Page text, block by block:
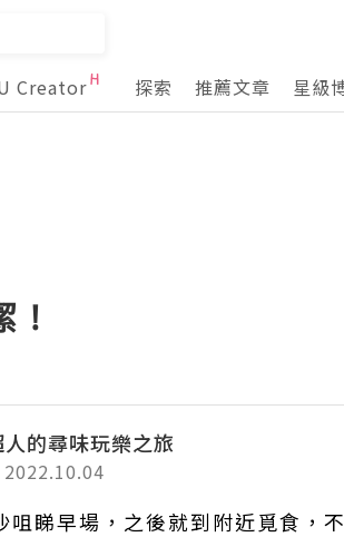
Creator 探索 推薦文章 星級
!
的尋味玩樂之旅
2022.10.04
咀睇早場，之後就到附近覓食，